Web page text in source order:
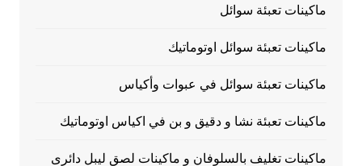
ماكينات تعبئة سوائل
ماكينات تعبئة سوائل اوتوماتيك
ماكينات تعبئة سوائل في عبوات وأكياس
ماكينات تعبئة نشا و دقيق و بن في اكياس اوتوماتيك
ماكينات تغليف بالسلوفان و ماكينات لصق ليبل دائرى